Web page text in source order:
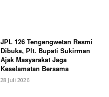
JPL 126 Tengengwetan Resmi
Dibuka, Plt. Bupati Sukirman
Ajak Masyarakat Jaga
Keselamatan Bersama
28 Juli 2026